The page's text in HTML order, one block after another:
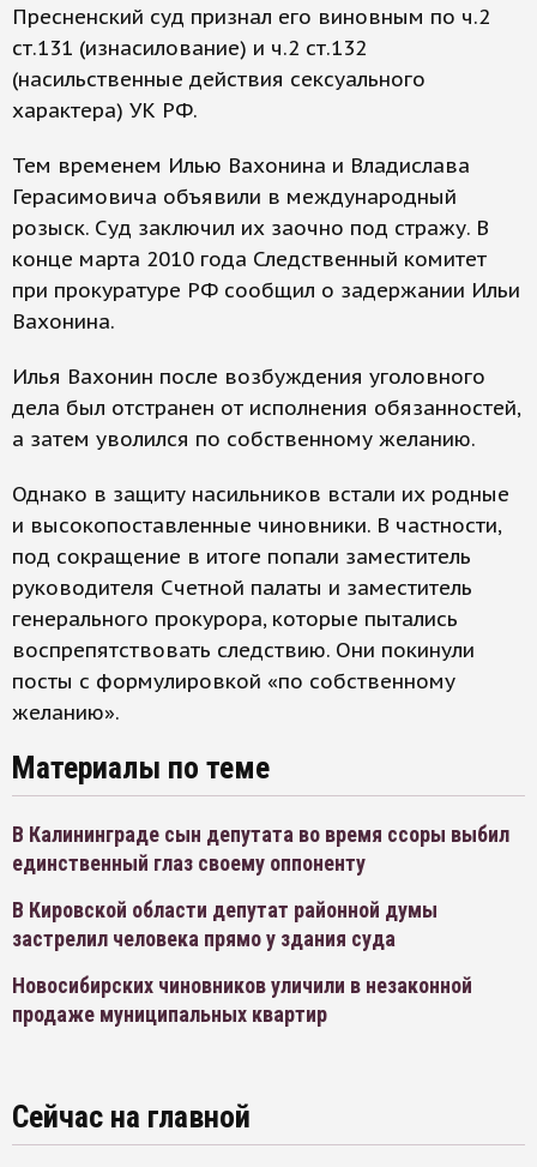
Пресненский суд признал его виновным по ч.2
ст.131 (изнасилование) и ч.2 ст.132
(насильственные действия сексуального
характера) УК РФ.
Тем временем Илью Вахонина и Владислава
Герасимовича объявили в международный
розыск. Суд заключил их заочно под стражу. В
конце марта 2010 года Следственный комитет
при прокуратуре РФ сообщил о задержании Ильи
Вахонина.
Илья Вахонин после возбуждения уголовного
дела был отстранен от исполнения обязанностей,
а затем уволился по собственному желанию.
Однако в защиту насильников встали их родные
и высокопоставленные чиновники. В частности,
под сокращение в итоге попали заместитель
руководителя Счетной палаты и заместитель
генерального прокурора, которые пытались
воспрепятствовать следствию. Они покинули
посты с формулировкой «по собственному
желанию».
Материалы по теме
В Калининграде сын депутата во время ссоры выбил
единственный глаз своему оппоненту
В Кировской области депутат районной думы
застрелил человека прямо у здания суда
Новосибирских чиновников уличили в незаконной
продаже муниципальных квартир
Сейчас на главной